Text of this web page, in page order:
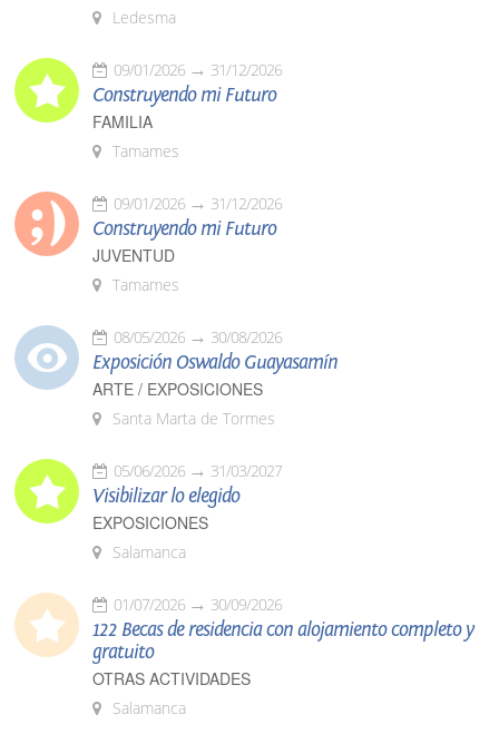
Ledesma
09/01/2026 31/12/2026
Construyendo mi Futuro
FAMILIA
Tamames
09/01/2026 31/12/2026
Construyendo mi Futuro
JUVENTUD
Tamames
08/05/2026 30/08/2026
Exposición Oswaldo Guayasamín
ARTE / EXPOSICIONES
Santa Marta de Tormes
05/06/2026 31/03/2027
Visibilizar lo elegido
EXPOSICIONES
Salamanca
01/07/2026 30/09/2026
122 Becas de residencia con alojamiento completo y
gratuito
OTRAS ACTIVIDADES
Salamanca